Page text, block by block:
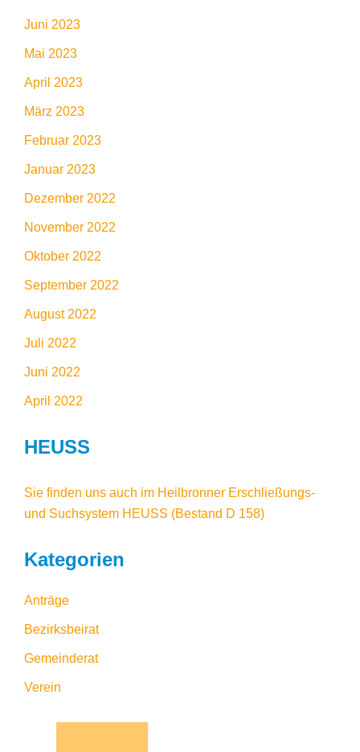
Juni 2023
Mai 2023
April 2023
März 2023
Februar 2023
Januar 2023
Dezember 2022
November 2022
Oktober 2022
September 2022
August 2022
Juli 2022
Juni 2022
April 2022
HEUSS
Sie finden uns auch im Heilbronner Erschließungs-
und Suchsystem HEUSS (Bestand D 158)
Kategorien
Anträge
Bezirksbeirat
Gemeinderat
Verein